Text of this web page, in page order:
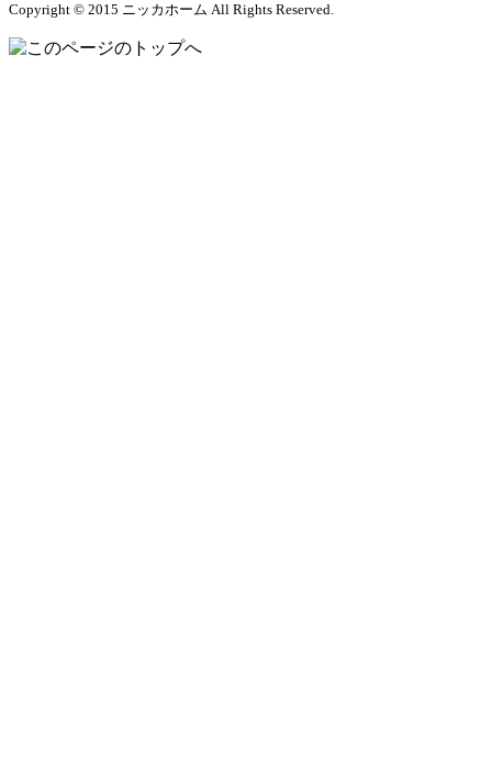
Copyright © 2015 ニッカホーム All Rights Reserved.